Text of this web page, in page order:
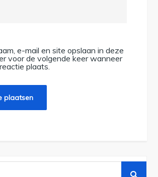
e-mail en site opslaan in deze
voor de volgende keer wanneer
plaats.